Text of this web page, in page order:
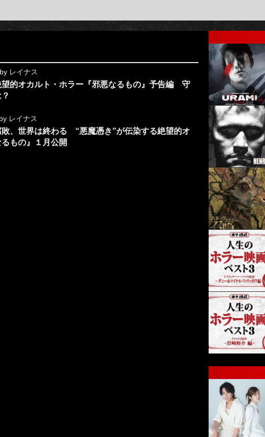
by レイナス
望的オカルト・ホラー『邪悪なるもの』予告編 守
by レイナス
、世界は終わる “悪魔憑き”が伝染する絶望的オ
もの』１月公開